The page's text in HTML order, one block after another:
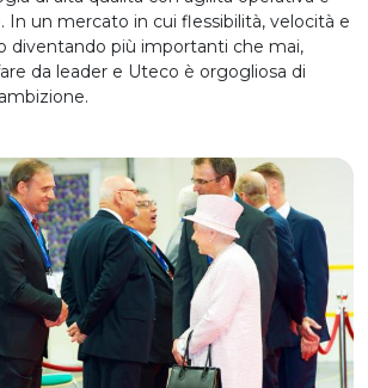
In un mercato in cui flessibilità, velocità e
diventando più importanti che mai,
da leader e Uteco è orgogliosa di